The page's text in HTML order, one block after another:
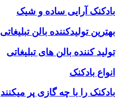
بادکنک آرایی ساده و شیک
بهترین تولیدکننده بالن تبلیغاتی
تولید کننده بالن های تبلیغاتی
انواع بادکنک
بادکنک را با چه گازی پر میکنند